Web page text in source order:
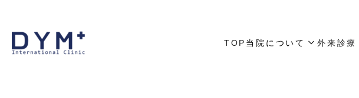
TOP 当院について expand_more 外来診療